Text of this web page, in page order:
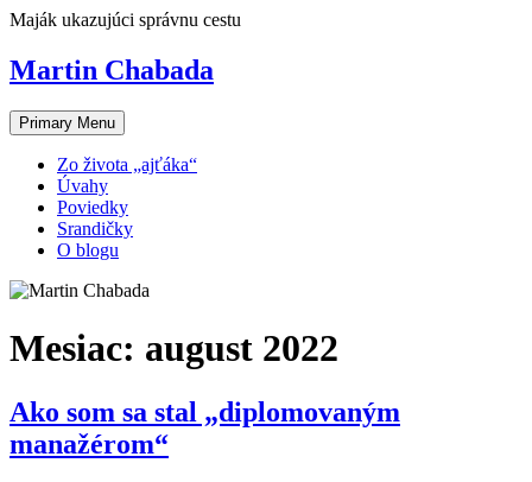
Skip
content
Maják ukazujúci správnu cestu
Martin Chabada
Primary Menu
Zo života „ajťáka“
Úvahy
Poviedky
Srandičky
O blogu
Mesiac: august 2022
Ako som sa stal „diplomovaným
manažérom“